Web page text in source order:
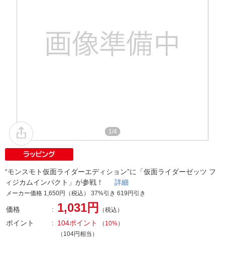
1/4
“モンスモト仮面ライダーエディション”に「仮面ライダーゼッツ フ
ィジカムインパクト」が参戦！ 詳細
メーカー価格 1,650円（税込） 37%引き 619円引き
価格 1,031円 （税込）
ポイント 104ポイント （ 10%）
（104円相当）